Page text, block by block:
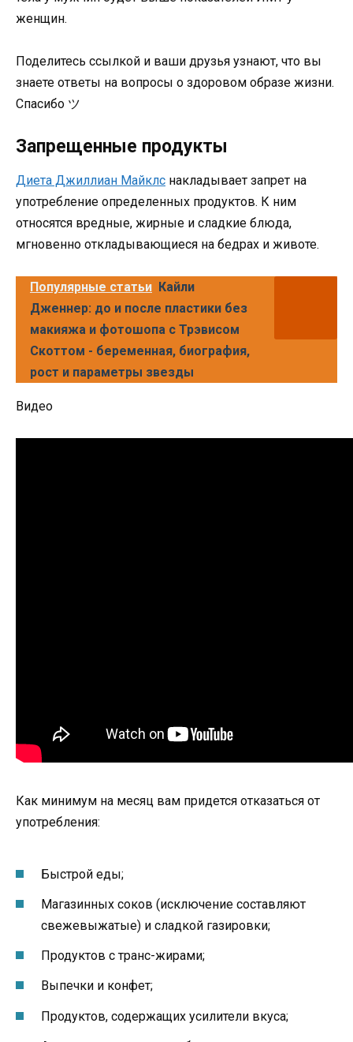
женщин.
Поделитесь ссылкой и ваши друзья узнают, что вы
знаете ответы на вопросы о здоровом образе жизни.
Спасибо ツ
Запрещенные продукты
Диета Джиллиан Майклс накладывает запрет на
употребление определенных продуктов. К ним
относятся вредные, жирные и сладкие блюда,
мгновенно откладывающиеся на бедрах и животе.
Популярные статьи Кайли
Дженнер: до и после пластики без
макияжа и фотошопа с Трэвисом
Скоттом - беременная, биография,
рост и параметры звезды
Видео
Как минимум на месяц вам придется отказаться от
употребления:
Быстрой еды;
Магазинных соков (исключение составляют
свежевыжатые) и сладкой газировки;
Продуктов с транс-жирами;
Выпечки и конфет;
Продуктов, содержащих усилители вкуса;